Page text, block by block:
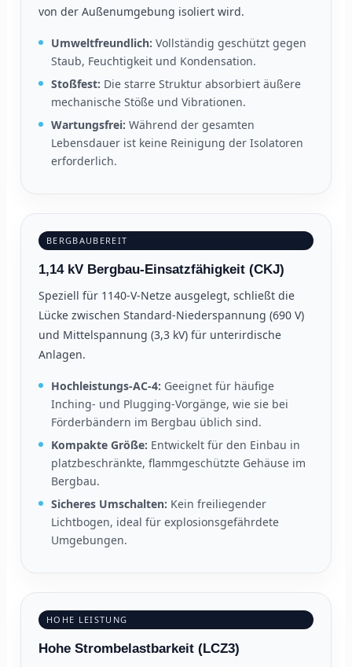
von der Außenumgebung isoliert wird.
Umweltfreundlich: Vollständig geschützt gegen
Staub, Feuchtigkeit und Kondensation.
Stoßfest: Die starre Struktur absorbiert äußere
mechanische Stöße und Vibrationen.
Wartungsfrei: Während der gesamten
Lebensdauer ist keine Reinigung der Isolatoren
erforderlich.
BERGBAUBEREIT
1,14 kV Bergbau-Einsatzfähigkeit (CKJ)
Speziell für 1140-V-Netze ausgelegt, schließt die
Lücke zwischen Standard-Niederspannung (690 V)
und Mittelspannung (3,3 kV) für unterirdische
Anlagen.
Hochleistungs-AC-4: Geeignet für häufige
Inching- und Plugging-Vorgänge, wie sie bei
Förderbändern im Bergbau üblich sind.
Kompakte Größe: Entwickelt für den Einbau in
platzbeschränkte, flammgeschützte Gehäuse im
Bergbau.
Sicheres Umschalten: Kein freiliegender
Lichtbogen, ideal für explosionsgefährdete
Umgebungen.
HOHE LEISTUNG
Hohe Strombelastbarkeit (LCZ3)